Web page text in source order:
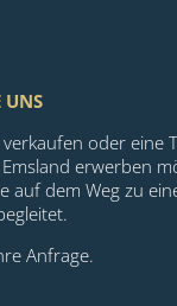
UNS
verkaufen oder eine
erwerben
auf dem Weg zu
Anfrage.